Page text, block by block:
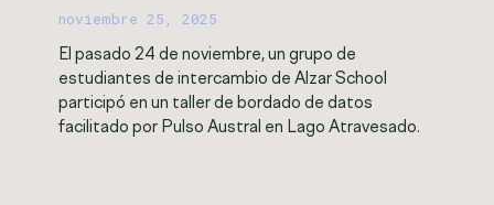
noviembre 25, 2025
El pasado 24 de noviembre, un grupo de
estudiantes de intercambio de Alzar School
participó en un taller de bordado de datos
facilitado por Pulso Austral en Lago Atravesado.